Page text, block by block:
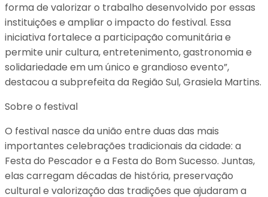
forma de valorizar o trabalho desenvolvido por essas
instituições e ampliar o impacto do festival. Essa
iniciativa fortalece a participação comunitária e
permite unir cultura, entretenimento, gastronomia e
solidariedade em um único e grandioso evento”,
destacou a subprefeita da Região Sul, Grasiela Martins.
Sobre o festival
O festival nasce da união entre duas das mais
importantes celebrações tradicionais da cidade: a
Festa do Pescador e a Festa do Bom Sucesso. Juntas,
elas carregam décadas de história, preservação
cultural e valorização das tradições que ajudaram a